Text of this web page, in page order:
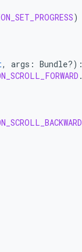
)
, args : Bundle?) :
.